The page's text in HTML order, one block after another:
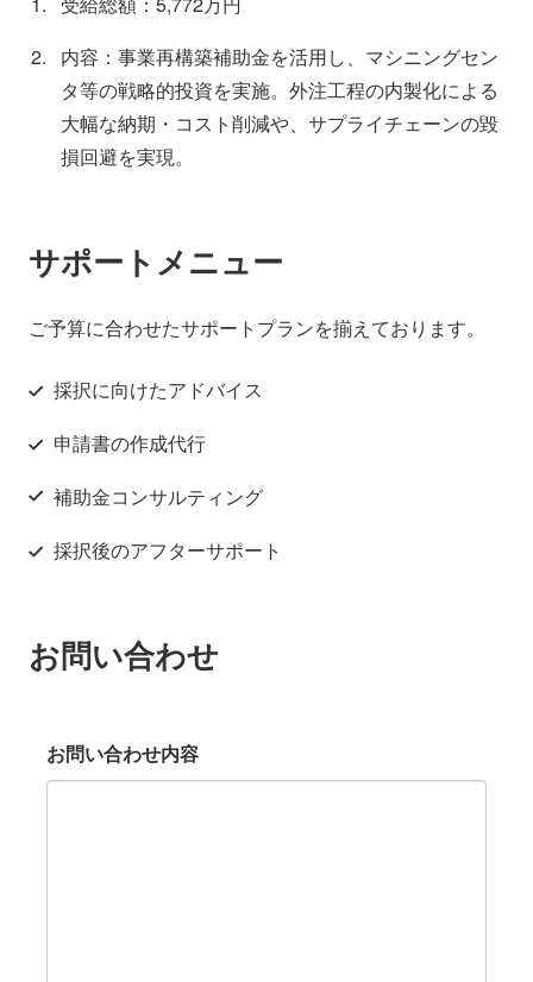
内容：事業再構築補助金を活用し、マシニングセン
タ等の戦略的投資を実施。外注工程の内製化による
大幅な納期・コスト削減や、サプライチェーンの毀
損回避を実現。
サポートメニュー
ご予算に合わせたサポートプランを揃えております。
採択に向けたアドバイス
申請書の作成代行
補助金コンサルティング
採択後のアフターサポート
お問い合わせ